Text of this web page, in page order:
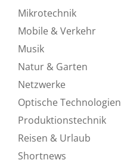
Mikrotechnik
Mobile & Verkehr
Musik
Natur & Garten
Netzwerke
Optische Technologien
Produktionstechnik
Reisen & Urlaub
Shortnews